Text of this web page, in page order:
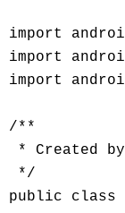
import
import
import
/**
* Created
*/
public class